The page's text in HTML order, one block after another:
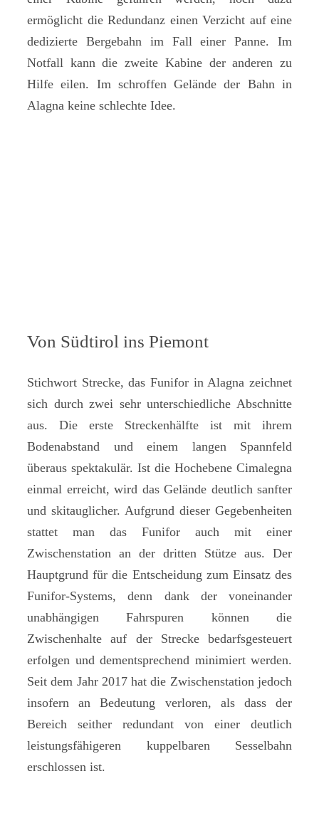
ermöglicht die Redundanz einen Verzicht auf eine
dedizierte Bergebahn im Fall einer Panne. Im
Notfall kann die zweite Kabine der anderen zu
Hilfe eilen. Im schroffen Gelände der Bahn in
Alagna keine schlechte Idee.
Von Südtirol ins Piemont
Stichwort Strecke, das Funifor in Alagna zeichnet
sich durch zwei sehr unterschiedliche Abschnitte
aus. Die erste Streckenhälfte ist mit ihrem
Bodenabstand und einem langen Spannfeld
überaus spektakulär. Ist die Hochebene Cimalegna
einmal erreicht, wird das Gelände deutlich sanfter
und skitauglicher. Aufgrund dieser Gegebenheiten
stattet man das Funifor auch mit einer
Zwischenstation an der dritten Stütze aus. Der
Hauptgrund für die Entscheidung zum Einsatz des
Funifor-Systems, denn dank der voneinander
unabhängigen Fahrspuren können die
Zwischenhalte auf der Strecke bedarfsgesteuert
erfolgen und dementsprechend minimiert werden.
Seit dem Jahr 2017 hat die Zwischenstation jedoch
insofern an Bedeutung verloren, als dass der
Bereich seither redundant von einer deutlich
leistungsfähigeren kuppelbaren Sesselbahn
erschlossen ist.